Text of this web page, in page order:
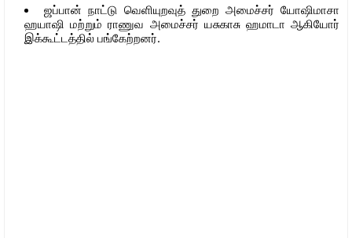
ஜப்பான் நாட்டு வெளியுறவுத் துறை அமைச்சர் யோஷிமாசா
ஹயாஷி மற்றும் ராணுவ அமைச்சர் யசுகாசு ஹமாடா ஆகியோர்
இக்கூட்டத்தில் பங்கேற்றனர்.